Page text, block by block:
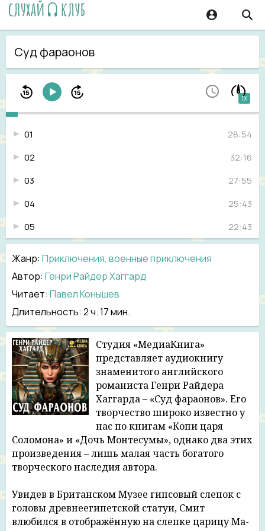
Суд фараонов
1X
28:54
01
32:16
02
27:55
03
25:43
04
22:43
05
Жанр: Приключения, военные приключения
Автор: Генри Райдер Хаггард
Читает: Павел Конышев
Длительность: 2 ч. 17 мин.
Студия «МедиаКнига»
представляет аудиокнигу
знаменитого английского
романиста Генри Райдера
Хаггарда – «Суд фараонов». Его
творчество широко известно у
нас по книгам «Копи царя
Соломона» и «Дочь Монтесумы», однако два этих
произведения – лишь малая часть богатого
творческого наследия автора.
Увидев в Британском Музее гипсовый слепок с
головы древнеегипетской статуи, Смит
влюбился в отображённую на слепке царицу Ма-